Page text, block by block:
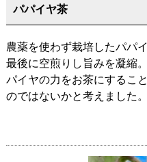
パパイヤ茶
農薬を使わず栽培したパパ
最後に空煎りし旨みを凝縮
パイヤの力をお茶にするこ
のではないかと考えました。